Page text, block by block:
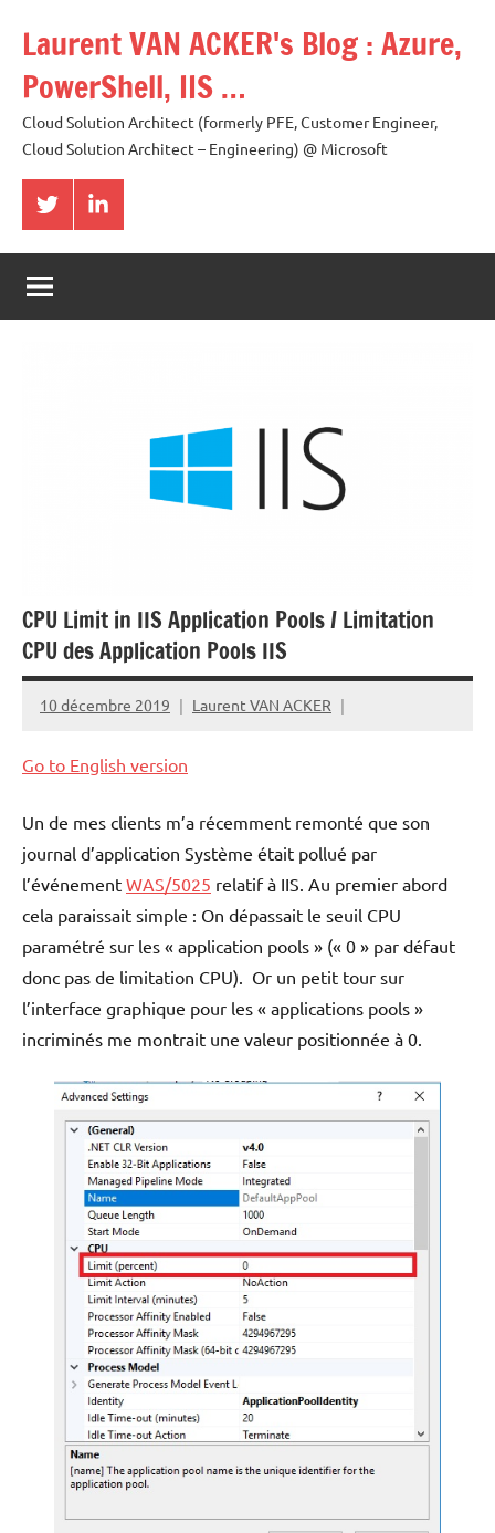
contenu
Laurent VAN ACKER's Blog : Azure,
PowerShell, IIS …
Cloud Solution Architect (formerly PFE, Customer Engineer,
Cloud Solution Architect – Engineering) @ Microsoft
TwitterLinkedIn
CPU Limit in IIS Application Pools / Limitation
CPU des Application Pools IIS
10 décembre 2019 Laurent VAN ACKER
Go to English version
Un de mes clients m’a récemment remonté que son
journal d’application Système était pollué par
l’événement WAS/5025 relatif à IIS. Au premier abord
cela paraissait simple : On dépassait le seuil CPU
paramétré sur les « application pools » (« 0 » par défaut
donc pas de limitation CPU). Or un petit tour sur
l’interface graphique pour les « applications pools »
incriminés me montrait une valeur positionnée à 0.